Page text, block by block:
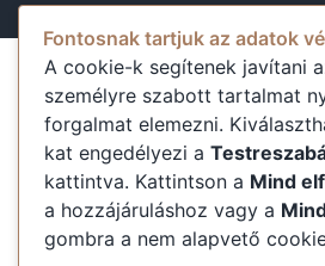
Fontosnak tartjuk az adatok
A cookie-k segítenek javítani
személyre szabott tartalmat
forgalmat elemezni.
kat engedélyezi a
kattintva. Kattintson a Mind
a hozzájáruláshoz vagy a
gombra a nem alapvető